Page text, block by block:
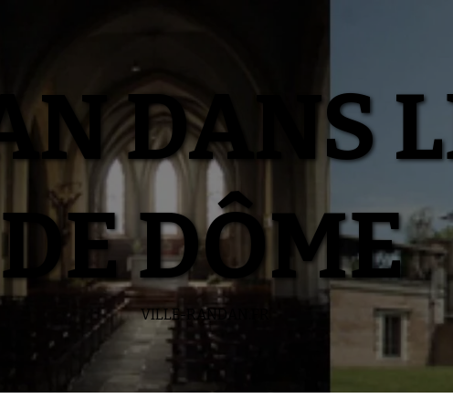
DANS
DE DÔME
VILLE-RANDAN.FR